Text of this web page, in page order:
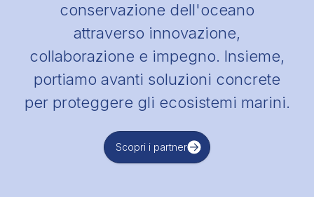
conservazione dell'oceano
attraverso innovazione,
collaborazione e impegno. Insieme,
portiamo avanti soluzioni concrete
per proteggere gli ecosistemi marini.
Scopri i partner